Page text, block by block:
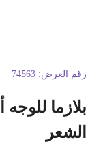
العرض: 74563
للوجه